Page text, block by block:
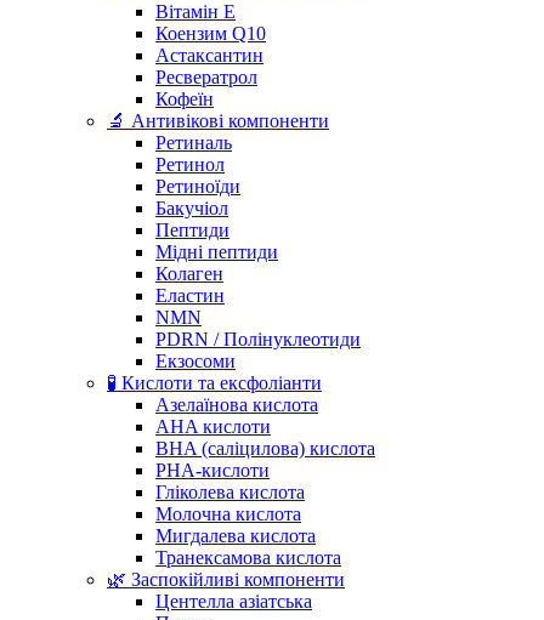
Вітамін Е
Коензим Q10
Астаксантин
Ресвератрол
Кофеїн
🔬 Антивікові компоненти
Ретиналь
Ретинол
Ретиноїди
Бакучіол
Пептиди
Мідні пептиди
Колаген
Еластин
NMN
PDRN / Полінуклеотиди
Екзосоми
🧪 Кислоти та ексфоліанти
Азелаїнова кислота
AHA кислоти
BHA (саліцилова) кислота
PHA-кислоти
Гліколева кислота
Молочна кислота
Мигдалева кислота
Транексамова кислота
🌿 Заспокійливі компоненти
Центелла азіатська